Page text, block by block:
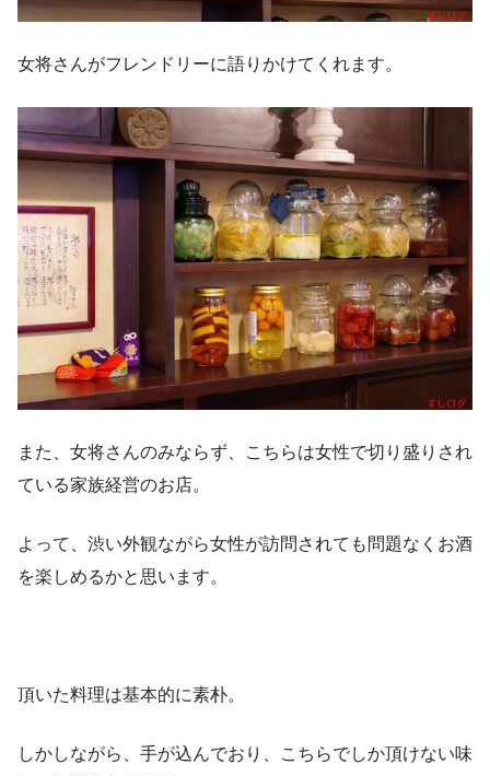
女将さんがフレンドリーに語りかけてくれます。
また、女将さんのみならず、こちらは女性で切り盛りされ
ている家族経営のお店。
よって、渋い外観ながら女性が訪問されても問題なくお酒
を楽しめるかと思います。
頂いた料理は基本的に素朴。
しかしながら、手が込んでおり、こちらでしか頂けない味